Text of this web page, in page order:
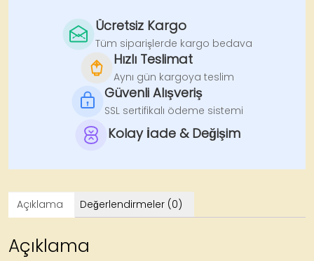
Sünger
adet
Ücretsiz Kargo
Tüm siparişlerde kargo bedava
Hızlı Teslimat
Aynı gün kargoya teslim
Güvenli Alışveriş
SSL sertifikalı ödeme sistemi
Kolay İade & Değişim
Açıklama Değerlendirmeler (0)
Açıklama